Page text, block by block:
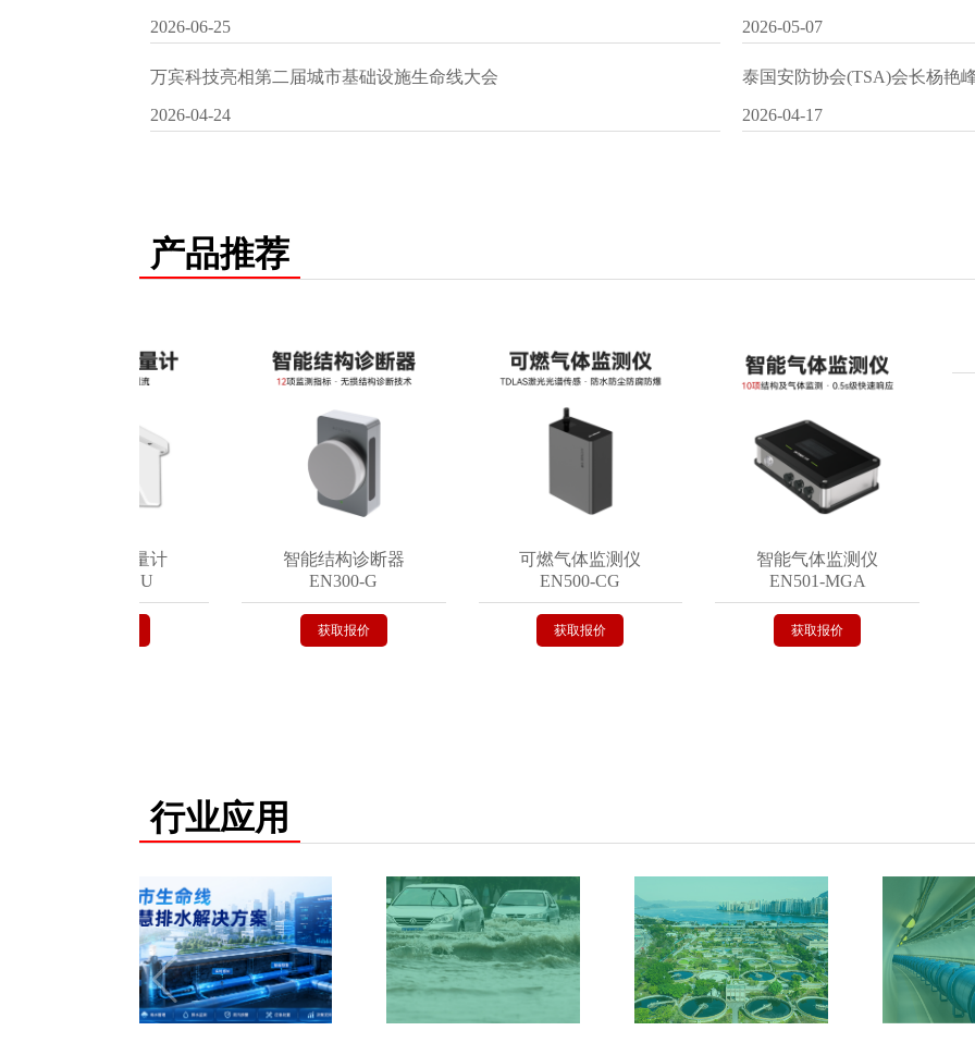
2026-06-25 2026-05-07
万宾科技亮相第二届城市基础设施生命线大会
2026-04-24
泰国安防协会(TSA)会长杨艳
2026-04-17
产品推荐
智能结构诊断器
EN300-G
获取报价
可燃气体监测仪
EN500-CG
获取报价
智能气体监测仪
EN501-MGA
获取报价
行业应用